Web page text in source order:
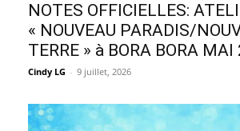
NOTES OFFICIELLES:
« NOUVEAU PARADIS/
TERRE » à BORA BORA
Cindy LG - 9 juillet, 2026